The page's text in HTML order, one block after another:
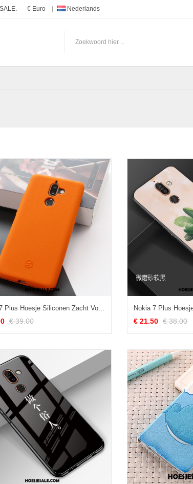
€ Euro Nederlands
Nokia 7 Plus Hoesje Siliconen Zacht Voelen Doek Mobiele Telefoon Korting
€ 39.00 € 21.50 € 38.00